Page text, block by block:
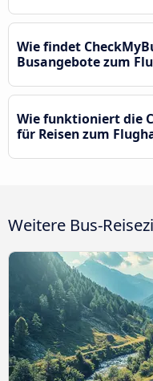
Wie findet
Busangebote zum
Wie funktioniert die
für Reisen zum
Weitere Bus-